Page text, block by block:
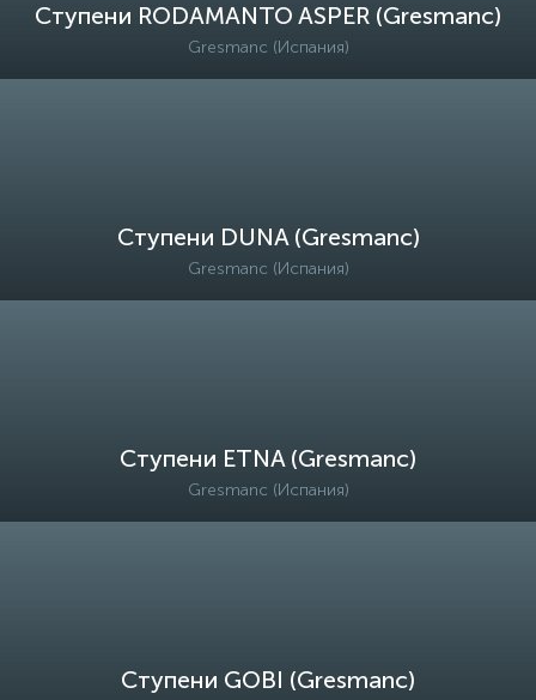
Ступени RODAMANTO ASPER (Gresmanc)
Gresmanc (Испания)
Ступени DUNA (Gresmanc)
Gresmanc (Испания)
Ступени ETNA (Gresmanc)
Gresmanc (Испания)
Ступени GOBI (Gresmanc)